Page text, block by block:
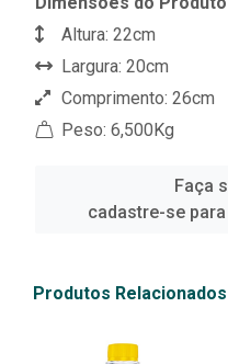
Altura: 22cm
Largura: 20cm
Comprimento: 26cm
Peso: 6,500Kg
Faça
cadastre-se
Produtos Relacionados